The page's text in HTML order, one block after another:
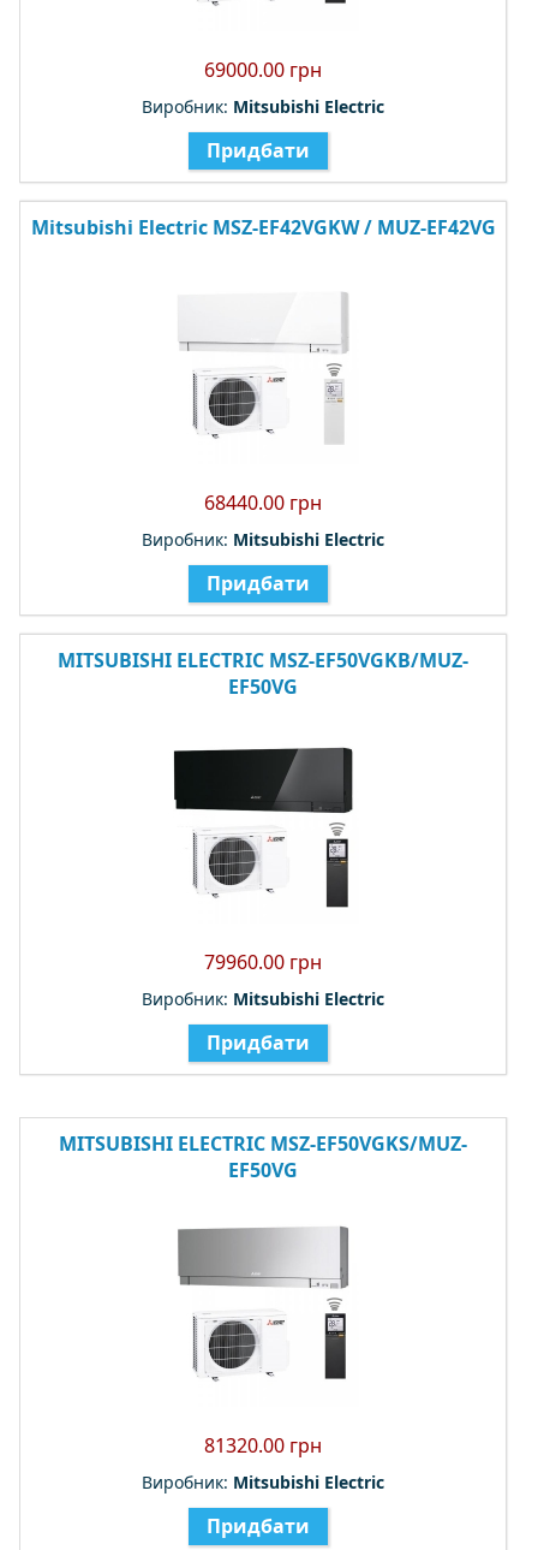
69000.00 грн
Виробник: Mitsubishi Electric
Придбати
Mitsubishi Electric MSZ-EF42VGKW / MUZ-EF42VG
68440.00 грн
Виробник: Mitsubishi Electric
Придбати
MITSUBISHI ELECTRIC MSZ-EF50VGKB/MUZ-
EF50VG
79960.00 грн
Виробник: Mitsubishi Electric
Придбати
MITSUBISHI ELECTRIC MSZ-EF50VGKS/MUZ-
EF50VG
81320.00 грн
Виробник: Mitsubishi Electric
Придбати